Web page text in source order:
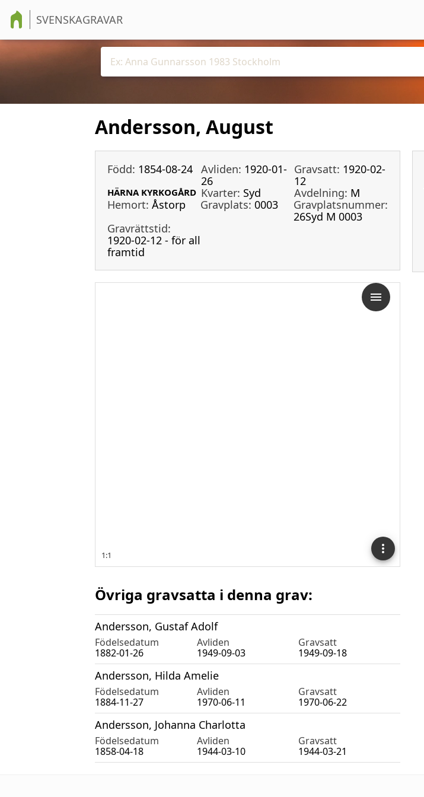
SVENSKAGRAVAR
Andersson, August
Född: 1854-08-24 Avliden: 1920-01-
26
Gravsatt: 1920-02-
12
HÄRNA KYRKOGÅRD Kvarter: Syd Avdelning: M
Hemort: Åstorp Gravplats: 0003
Gravplatsnummer:
26Syd M 0003
Gravrättstid:
1920-02-12 - för all
framtid
Övriga gravsatta i denna grav:
Andersson, Gustaf Adolf
Födelsedatum Avliden
Gravsatt
1882-01-26
1949-09-03 1949-09-18
Andersson, Hilda Amelie
Födelsedatum Avliden
Gravsatt
1884-11-27
1970-06-11 1970-06-22
Andersson, Johanna Charlotta
Födelsedatum Avliden
Gravsatt
1858-04-18
1944-03-10 1944-03-21